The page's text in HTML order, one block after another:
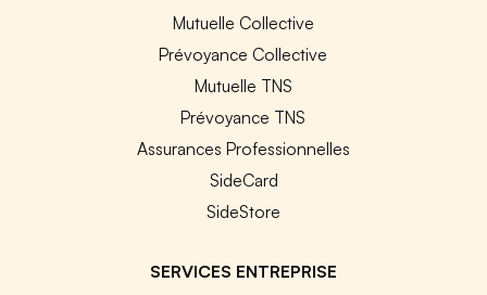
Mutuelle Collective
Prévoyance Collective
Mutuelle TNS
Prévoyance TNS
Assurances Professionnelles
SideCard
SideStore
SERVICES ENTREPRISE